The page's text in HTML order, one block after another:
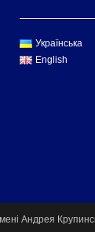
Українська
English
Андрея